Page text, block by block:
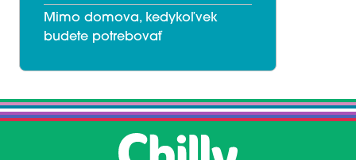
Mimo domova, kedykoľvek
budete potrebovať